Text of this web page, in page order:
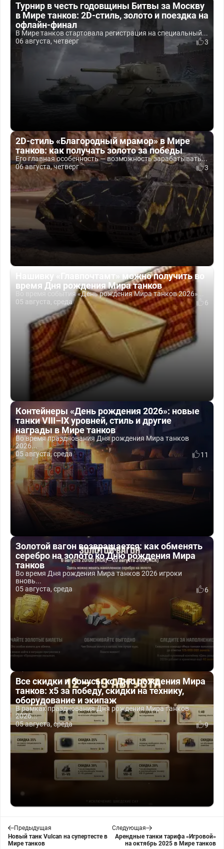
Турнир в честь годовщины Битвы за Москву
в Мире танков: 2D-стиль, золото и поездка на
офлайн-финал
В Мире танков стартовала регистрация на специальный...
06 августа, четверг
3
2D-стиль «Благородный мрамор» в Мире
танков: как получать золото за победы
Его главная особенность — возможность зарабатывать...
06 августа, четверг
3
Нашивку «Главпочтамт» можно получить во
время Дня рождения Мира танков
Во время события «День рождения Мира танков 2026»...
05 августа, среда
6
Контейнеры «День рождения 2026»: новые
танки VIII–IX уровней, стиль и другие
награды в Мире танков
Во время празднования Дня рождения Мира танков
2026...
05 августа, среда
11
Золотой вагон возвращается: как обменять
серебро на золото ко Дню рождения Мира
танков
Во время Дня рождения Мира танков 2026 игроки
вновь...
05 августа, среда
6
Все скидки и бонусы ко Дню рождения Мира
танков: x5 за победу, скидки на технику,
оборудование и экипаж
В рамках празднования Дня рождения Мира танков
2026...
05 августа, среда
9
Предыдущая
Новый танк Vulcan на супертесте в
Мире танков
Следующая
Арендные танки тарифа «Игровой»
на октябрь 2025 в Мире танков